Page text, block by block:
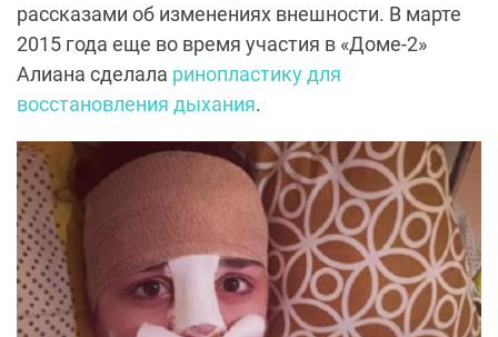
рассказами об изменениях внешности. В марте
2015 года еще во время участия в «Доме-2»
Алиана сделала ринопластику для
восстановления дыхания.